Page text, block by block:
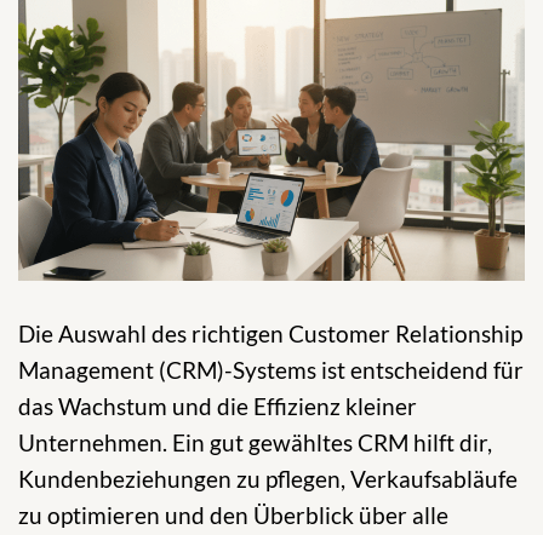
Die Auswahl des richtigen Customer Relationship
Management (CRM)-Systems ist entscheidend für
das Wachstum und die Effizienz kleiner
Unternehmen. Ein gut gewähltes CRM hilft dir,
Kundenbeziehungen zu pflegen, Verkaufsabläufe
zu optimieren und den Überblick über alle